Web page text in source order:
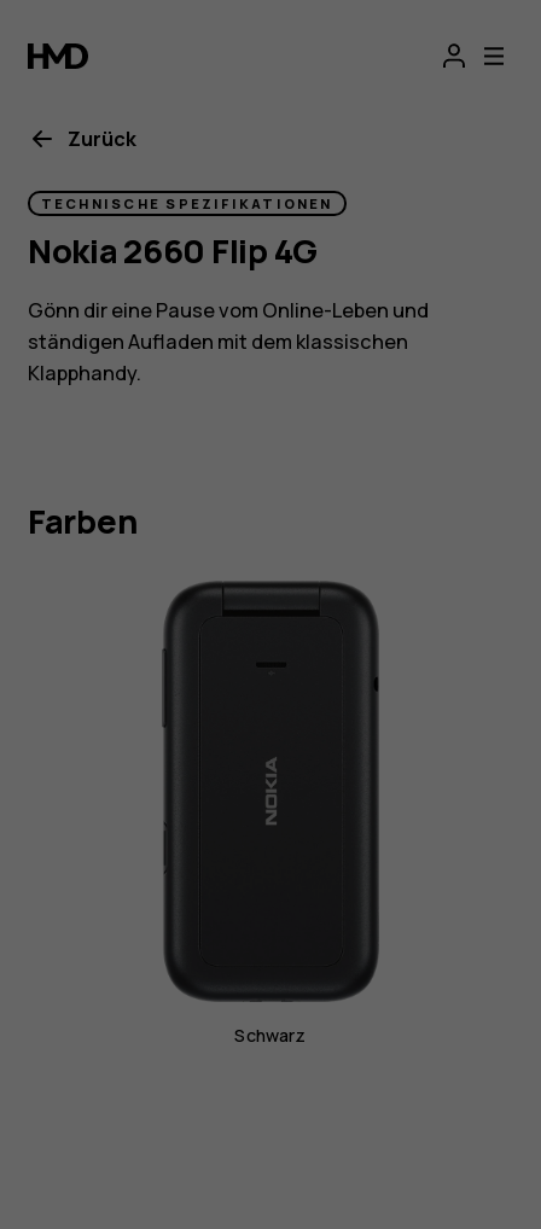
Nokia
2660
Flip
4G
Flip
Zurück
TECHNISCHE SPEZIFIKATIONEN
Nokia 2660 Flip 4G
Gönn dir eine Pause vom Online-Leben und
ständigen Aufladen mit dem klassischen
Klapphandy.
Farben
Schwarz